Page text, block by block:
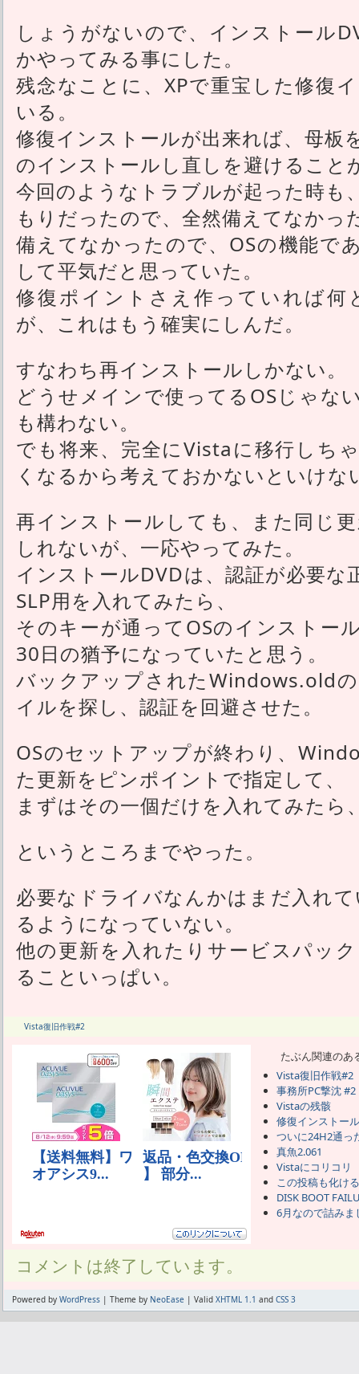
しょうがないので、インストール
かやってみる事にした。
残念なことに、XPで重宝した修復
いる。
修復インストールが出来れば、母板
のインストールし直しを避けること
今回のようなトラブルが起った時も
もりだったので、全然備えてなかっ
備えてなかったので、OSの機能で
して平気だと思っていた。
修復ポイントさえ作っていれば
が、これはもう確実にしんだ。
すなわち再インストールしかない。
どうせメインで使ってるOSじゃな
も構わない。
でも将来、完全にVistaに移行しち
くなるから考えておかないといけな
再インストールしても、また同じ
しれないが、一応やってみた。
インストールDVDは、認証が必要な
SLP用を入れてみたら、
そのキーが通ってOSのインストー
30日の猶予になっていたと思う。
バックアップされたWindows.old
イルを探し、認証を回避させた。
OSのセットアップが終わり、
た更新をピンポイントで指定して、
まずはその一個だけを入れてみたら
というところまでやった。
必要なドライバなんかはまだ入れ
るようになっていない。
他の更新を入れたりサービスパッ
ることいっぱい。
Vista復旧作戦#2
たぶん関連のあ
Vista復旧作戦#2
事務所PC撃沈 #2
Vistaの残骸
修復インストー
ついに24H2通っ
真魚2.061
Vistaにコリコリ
この投稿も化け
DISK BOOT
6月なので詰みま
コメントは終了しています。
Powered by WordPress | Theme by NeoEase | Valid XHTML 1.1 and CSS 3